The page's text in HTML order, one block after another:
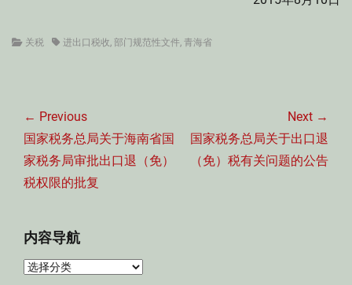
Categories
关税 Tags进出口税收, 部门规范性文件, 青海省
章
导
航
← Previous
Previous
post:
国家税务总局关于海南省国
家税务局审批出口退（免）
税权限的批复
Next →
Next
post:
国家税务总局关于出口退
（免）税有关问题的公告
内容导航
内